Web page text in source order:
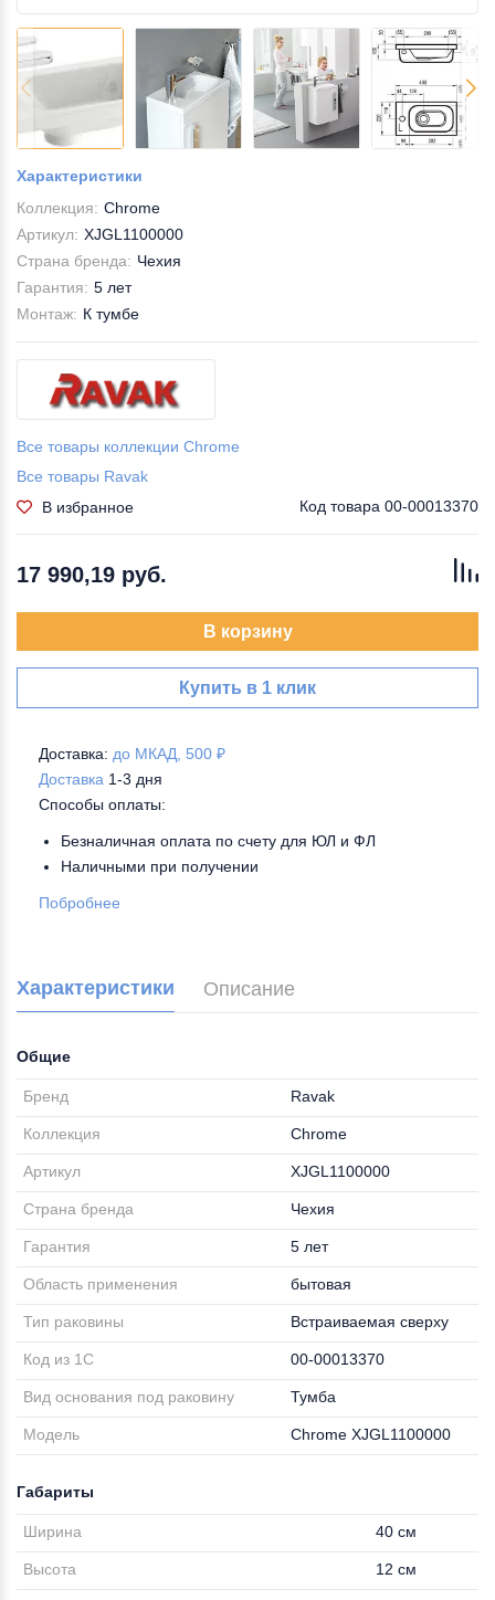
Характеристики
Коллекция: Chrome
Артикул: XJGL1100000
Страна бренда: Чехия
Гарантия: 5 лет
Монтаж: К тумбе
Все товары коллекции Chrome
Все товары Ravak
В избранное
Код товара 00-00013370
17 990,19 руб.
В корзину
Купить в 1 клик
Доставка: до МКАД, 500 ₽
Доставка 1-3 дня
Способы оплаты:
Безналичная оплата по счету для ЮЛ и ФЛ
Наличными при получении
Побробнее
Характеристики Описание
Общие
Бренд Ravak
Коллекция Chrome
Артикул XJGL1100000
Страна бренда Чехия
Гарантия 5 лет
Область применения бытовая
Тип раковины Встраиваемая сверху
Код из 1С 00-00013370
Вид основания под раковину Тумба
Модель Chrome XJGL1100000
Габариты
Ширина 40 см
Высота 12 см